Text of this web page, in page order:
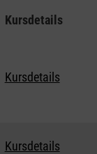
Kursdetails
Kursdetails
Kursdetails